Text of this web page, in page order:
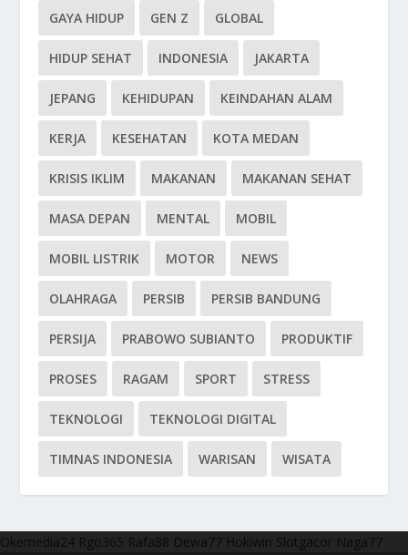
GAYA HIDUP GEN Z GLOBAL
HIDUP SEHAT INDONESIA JAKARTA
JEPANG KEHIDUPAN KEINDAHAN ALAM
KERJA KESEHATAN KOTA MEDAN
KRISIS IKLIM MAKANAN MAKANAN SEHAT
MASA DEPAN MENTAL MOBIL
MOBIL LISTRIK MOTOR NEWS
OLAHRAGA PERSIB PERSIB BANDUNG
PERSIJA PRABOWO SUBIANTO PRODUKTIF
PROSES RAGAM SPORT STRESS
TEKNOLOGI TEKNOLOGI DIGITAL
TIMNAS INDONESIA WARISAN WISATA
Okemedia24 Rgo365 Rafa88 Dewa77 Hokiwin Slotgacor Naga77